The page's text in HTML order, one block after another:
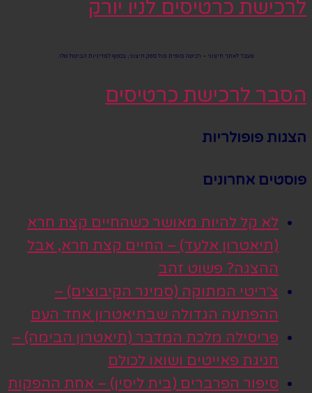
לרכישת כרטיסים לניו יורק
מעבר לאתר חיצוני – רכישה סופית מול ספק חיצוני, בכפוף למדיניות הביטול שלו.
הסבר לרכישת כרטיסים
הצגות פופולריות
פוסטים אחרונים
לא קל להיות מאושר כשהחיים קצת חרא
(תיאטרון אלעד) – החיים קצת חרא, אבל
ההצגה? פשוט זהב
צ׳ריטי המתוקה (סמינר הקיבוצים) –
ההפתעה הגדולה שבתיאטרון אחד העם
פריסילה מלכת המדבר (תיאטרון הבימה) –
חגיגת פאייטים ושואו לכולם
סיפור הפרברים (בית ליסין) – אחת ההפקות